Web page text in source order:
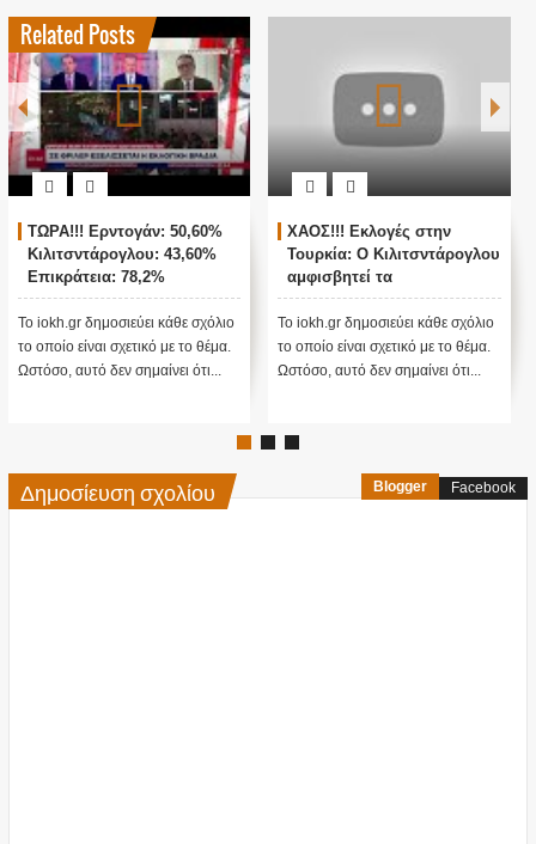
Related Posts
στην
θα γίνουν
κάθε σχόλιο
σχετικό με το θέμα.
σημαίνει ότι...
ΖΩΝΤΑΝΗ ΣΥΝΔΕΣΗ ΜΕ
ΑΓΚΥΡΑ - ΘΡΙΛΕΡ ΜΕ ΤΙΣ
ΤΟΥΡΚΙΚΕΣ ΕΚΛΟΓΕΣ !
Το iokh.gr δημοσιεύει κάθε σχόλιο
το οποίο είναι σχετικό με το θέμα.
Ωστόσο, αυτό δεν σημαίνει ότι...
Παγκόσμιο
βιολογικά
Στις 26
ΗΠΑ διέγραψαν
ενός
Δημοσίευση σχολίου Blogger Facebook